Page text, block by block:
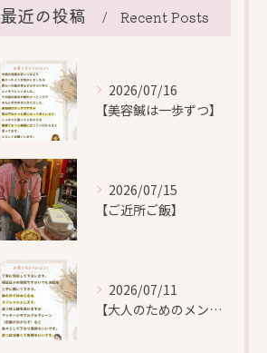
最近の投稿 Recent Posts
2026/07/16
【美容鍼は一歩ずつ】
2026/07/15
【ご近所ご飯】
2026/07/11
【大人のためのメンテナンス鍼灸】